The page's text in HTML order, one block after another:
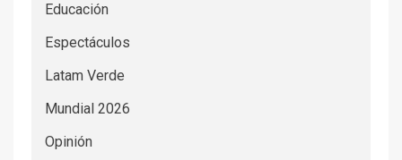
Educación
Espectáculos
Latam Verde
Mundial 2026
Opinión